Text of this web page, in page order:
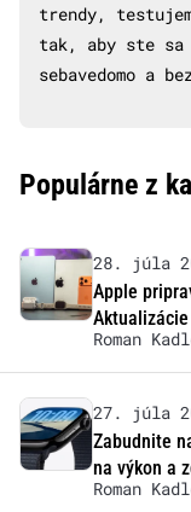
trendy,
tak, aby ste
sebavedomo a
Populárne z
28. júla
Apple
Roman
27. júla
Zabudnite
na výkon a
Roman